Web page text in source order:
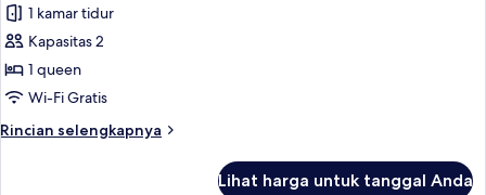
Kamar
Deluks
1 kamar tidur
Kapasitas 2
1 queen
Wi-Fi Gratis
Rincian selengkapnya
Rincian
Lihat harga untuk tanggal Anda